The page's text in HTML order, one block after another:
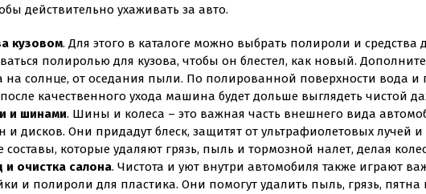
действительно ухаживать за авто.
кузовом. Для этого в каталоге можно выбрать полироли и
полиролью для кузова, чтобы он блестел, как новый.
солнце, от оседания пыли. По полированной поверхности вода и
качественного ухода машина будет дольше выглядеть чистой
и шинами. Шины и колеса – это важная часть внешнего вида
и дисков. Они придадут блеск, защитят от ультрафиолетовых лучей
составы, которые удаляют грязь, пыль и тормозной налет, делая
и очистка салона. Чистота и уют внутри автомобиля также играют
и полироли для пластика. Они помогут удалить пыль, грязь,